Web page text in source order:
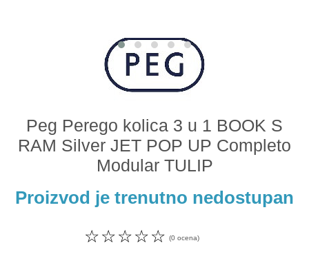
Peg Perego kolica 3 u 1 BOOK S
RAM Silver JET POP UP Completo
Modular TULIP
Proizvod je trenutno nedostupan
☆
☆
☆
☆
☆ (0 ocena)